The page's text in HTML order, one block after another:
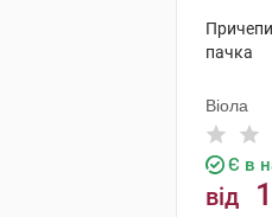
пачка
Віола
Є в
від